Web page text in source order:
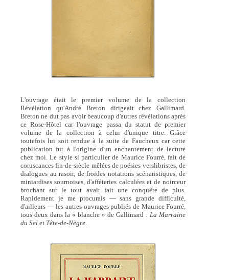
L'ouvrage était le premier volume de la collection
Révélation qu'André Breton dirigeait chez Gallimard.
Breton ne dut pas avoir beaucoup d'autres révélations après
ce Rose-Hôtel car l'ouvrage passa du statut de premier
volume de la collection à celui d'unique titre. Grâce
toutefois lui soit rendue à la suite de Faucheux car cette
publication fut à l'origine d'un enchantement de lecture
chez moi. Le style si particulier de Maurice Fourré, fait de
coruscances fin-de-siècle mêlées de poésies verslibristes, de
dialogues au rasoir, de froides notations scénaristiques, de
miniardises sournoises, d'afféteries calculées et de noirceur
brochant sur le tout avait fait une conquête de plus.
Rapidement je me procurais — sans grande difficulté,
d'ailleurs — les autres ouvrages publiés de Maurice Fourré,
tous deux dans la « blanche » de Gallimard : La Marraine
du Sel et Tête-de-Nègre.